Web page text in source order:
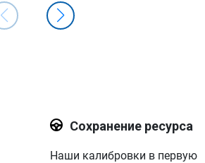
Сохранение ресурса
Наши калибровки в первую